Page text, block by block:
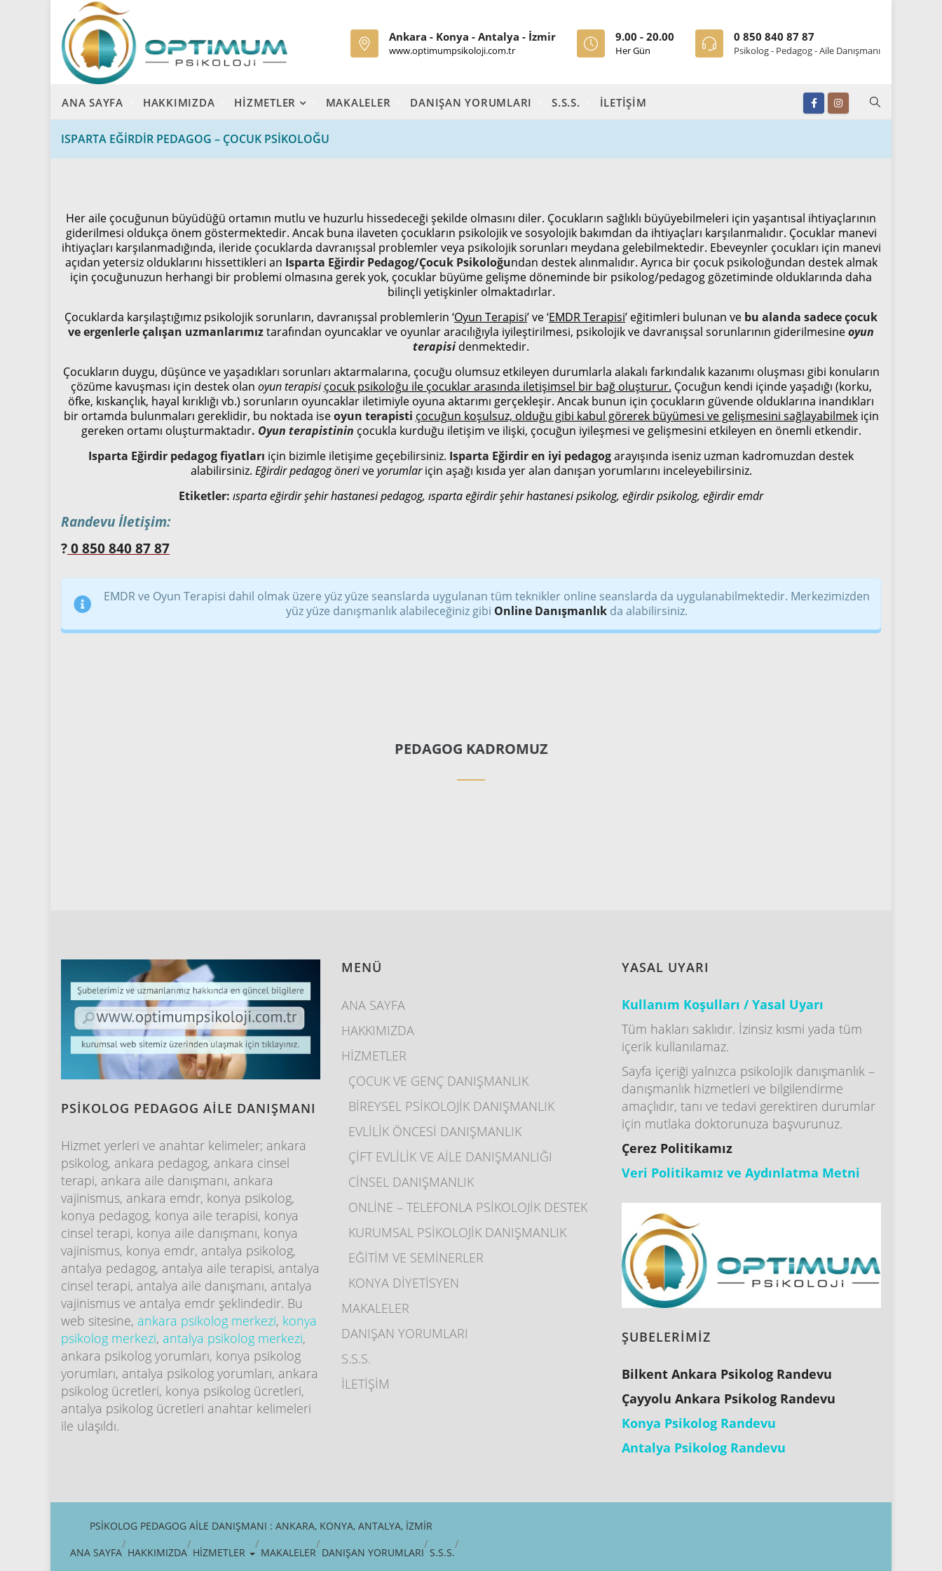
Ankara - Konya - Antalya - İzmir
www.optimumpsikoloji.com.tr
9.00 - 20.00
Her Gün
0 850 840 87 87
Psikolog - Pedagog - Aile Danışmanı
ANA SAYFA HAKKIMIZDA HİZMETLER MAKALELER DANIŞAN YORUMLARI S.S.S. İLETİŞİM
ISPARTA EĞIRDIR PEDAGOG – ÇOCUK PSIKOLOĞU
Her aile çocuğunun büyüdüğü ortamın mutlu ve huzurlu hissedeceği şekilde olmasını diler. Çocukların sağlıklı büyüyebilmeleri için yaşantısal ihtiyaçlarının
giderilmesi oldukça önem göstermektedir. Ancak buna ilaveten çocukların psikolojik ve sosyolojik bakımdan da ihtiyaçları karşılanmalıdır. Çocuklar manevi
ihtiyaçları karşılanmadığında, ileride çocuklarda davranışsal problemler veya psikolojik sorunları meydana gelebilmektedir. Ebeveynler çocukları için manevi
açıdan yetersiz olduklarını hissettikleri an Isparta Eğirdir Pedagog/Çocuk Psikoloğundan destek alınmalıdır. Ayrıca bir çocuk psikoloğundan destek almak
için çocuğunuzun herhangi bir problemi olmasına gerek yok, çocuklar büyüme gelişme döneminde bir psikolog/pedagog gözetiminde olduklarında daha
bilinçli yetişkinler olmaktadırlar.
Çocuklarda karşılaştığımız psikolojik sorunların, davranışsal problemlerin ‘Oyun Terapisi’ ve ‘EMDR Terapisi’ eğitimleri bulunan ve bu alanda sadece çocuk
ve ergenlerle çalışan uzmanlarımıztarafından oyuncaklar ve oyunlar aracılığıyla iyileştirilmesi, psikolojik ve davranışsal sorunlarının giderilmesineoyun
terapisi denmektedir.
Çocukların duygu, düşünce ve yaşadıkları sorunları aktarmalarına, çocuğu olumsuz etkileyen durumlarla alakalı farkındalık kazanımı oluşması gibi konuların
çözüme kavuşması için destek olan oyun terapisi çocuk psikoloğu ile çocuklar arasında iletişimsel bir bağ oluşturur. Çocuğun kendi içinde yaşadığı (korku,
öfke, kıskançlık, hayal kırıklığı vb.) sorunların oyuncaklar iletimiyle oyuna aktarımı gerçekleşir. Ancak bunun için çocukların güvende olduklarına inandıkları
bir ortamda bulunmaları gereklidir, bu noktada iseoyun terapisti çocuğun koşulsuz, olduğu gibi kabul görerek büyümesi ve gelişmesini sağlayabilmekiçin
gereken ortamı oluşturmaktadır. Oyun terapistinin çocukla kurduğu iletişim ve ilişki, çocuğun iyileşmesi ve gelişmesini etkileyen en önemli etkendir.
Isparta Eğirdir pedagog fiyatları için bizimle iletişime geçebilirsiniz. Isparta Eğirdir en iyi pedagogarayışında iseniz uzman kadromuzdan destek
alabilirsiniz. Eğirdir pedagog öneriveyorumlariçin aşağı kısıda yer alan danışan yorumlarını inceleyebilirsiniz.
Etiketler: ısparta eğirdir şehir hastanesi pedagog, ısparta eğirdir şehir hastanesi psikolog, eğirdir psikolog, eğirdir emdr
Randevu İletişim:
? 0 850 840 87 87
EMDR ve Oyun Terapisi dahil olmak üzere yüz yüze seanslarda uygulanan tüm teknikler online seanslarda da uygulanabilmektedir. Merkezimizden
yüz yüze danışmanlık alabileceğiniz gibi Online Danışmanlık da alabilirsiniz.
PEDAGOG KADROMUZ
PSİKOLOG PEDAGOG AİLE DANIŞMANI
Hizmet yerleri ve anahtar kelimeler; ankara
psikolog, ankara pedagog, ankara cinsel
terapi, ankara aile danışmanı, ankara
vajinismus, ankara emdr, konya psikolog,
konya pedagog, konya aile terapisi, konya
cinsel terapi, konya aile danışmanı, konya
vajinismus, konya emdr, antalya psikolog,
antalya pedagog, antalya aile terapisi, antalya
cinsel terapi, antalya aile danışmanı, antalya
vajinismus ve antalya emdr şeklindedir. Bu
web sitesine, ankara psikolog merkezi, konya
psikolog merkezi, antalya psikolog merkezi,
ankara psikolog yorumları, konya psikolog
yorumları, antalya psikolog yorumları, ankara
psikolog ücretleri, konya psikolog ücretleri,
antalya psikolog ücretleri anahtar kelimeleri
ile ulaşıldı.
MENÜ
ANA SAYFA
HAKKIMIZDA
HİZMETLER
ÇOCUK VE GENÇ DANIŞMANLIK
BİREYSEL PSİKOLOJİK DANIŞMANLIK
EVLİLİK ÖNCESİ DANIŞMANLIK
ÇİFT EVLİLİK VE AİLE DANIŞMANLIĞI
CİNSEL DANIŞMANLIK
ONLİNE – TELEFONLA PSİKOLOJİK DESTEK
KURUMSAL PSİKOLOJİK DANIŞMANLIK
EĞİTİM VE SEMİNERLER
KONYA DİYETİSYEN
MAKALELER
DANIŞAN YORUMLARI
S.S.S.
İLETİŞİM
YASAL UYARI
Kullanım Koşulları / Yasal Uyarı
Tüm hakları saklıdır. İzinsiz kısmi yada tüm
içerik kullanılamaz.
Sayfa içeriği yalnızca psikolojik danışmanlık –
danışmanlık hizmetleri ve bilgilendirme
amaçlıdır, tanı ve tedavi gerektiren durumlar
için mutlaka doktorunuza başvurunuz.
Çerez Politikamız
Veri Politikamız ve Aydınlatma Metni
ŞUBELERİMİZ
Bilkent Ankara Psikolog Randevu
Çayyolu Ankara Psikolog Randevu
Konya Psikolog Randevu
Antalya Psikolog Randevu
PSIKOLOG PEDAGOG AILE DANIŞMANI : ANKARA, KONYA, ANTALYA, İZMIR
ANA SAYFA HAKKIMIZDA HİZMETLER MAKALELER DANIŞAN YORUMLARI S.S.S.